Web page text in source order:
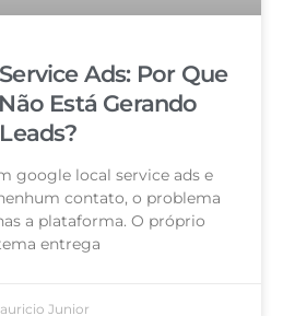
Ads: Por Que
Está Gerando
Leads?
google local service ads e
contato, o problema
a plataforma. O próprio
entrega
Junior